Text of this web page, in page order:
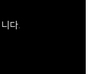
다.